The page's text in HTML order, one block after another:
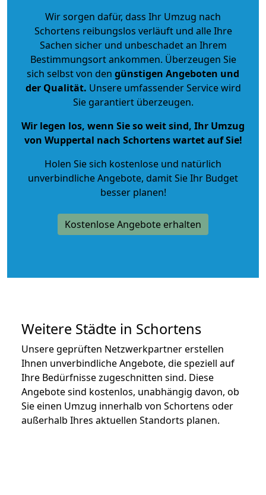
Wir sorgen dafür, dass Ihr Umzug nach
Schortens reibungslos verläuft und alle Ihre
Sachen sicher und unbeschadet an Ihrem
Bestimmungsort ankommen. Überzeugen Sie
sich selbst von den günstigen Angeboten und
der Qualität. Unsere umfassender Service wird
Sie garantiert überzeugen.
Wir legen los, wenn Sie so weit sind, Ihr Umzug
von Wuppertal nach Schortens wartet auf Sie!
Holen Sie sich kostenlose und natürlich
unverbindliche Angebote, damit Sie Ihr Budget
besser planen!
Kostenlose Angebote erhalten
Weitere Städte in Schortens
Unsere geprüften Netzwerkpartner erstellen
Ihnen unverbindliche Angebote, die speziell auf
Ihre Bedürfnisse zugeschnitten sind. Diese
Angebote sind kostenlos, unabhängig davon, ob
Sie einen Umzug innerhalb von Schortens oder
außerhalb Ihres aktuellen Standorts planen.